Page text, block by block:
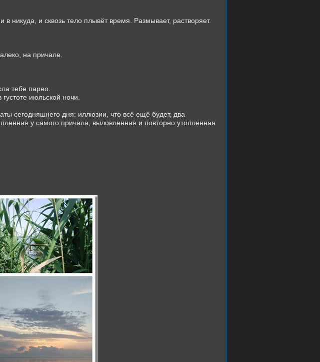
никуда, и сквозь тело плывёт время. Размывает, растворяет.
на причале.
тебе парео.
июльской ночи.
сегодняшнего дня: иллюзии, что всё ещё будет, два
у самого причала, выловленная и повторно утопленная